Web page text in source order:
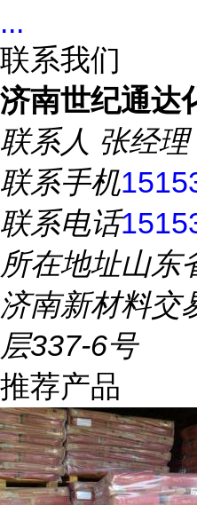
...
联系我们
济南世纪通达
联系人 张经理
联系手机
联系电话
所在地址山东
济南新材料交
层337-6号
推荐产品